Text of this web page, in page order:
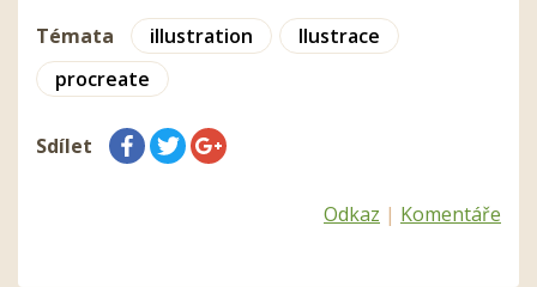
Témata illustration
Ilustrace
procreate
Sdílet
Odkaz | Komentáře